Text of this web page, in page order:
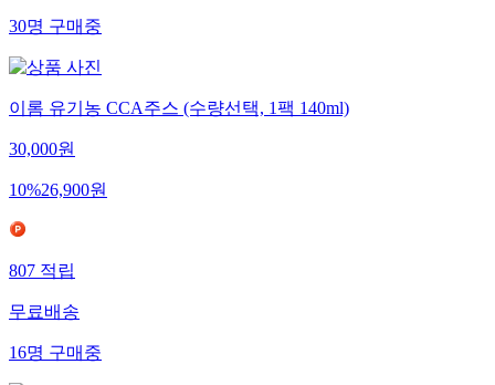
30명 구매중
이롬 유기농 CCA주스 (수량선택, 1팩 140ml)
30,000원
10%26,900원
807 적립
무료배송
16명 구매중